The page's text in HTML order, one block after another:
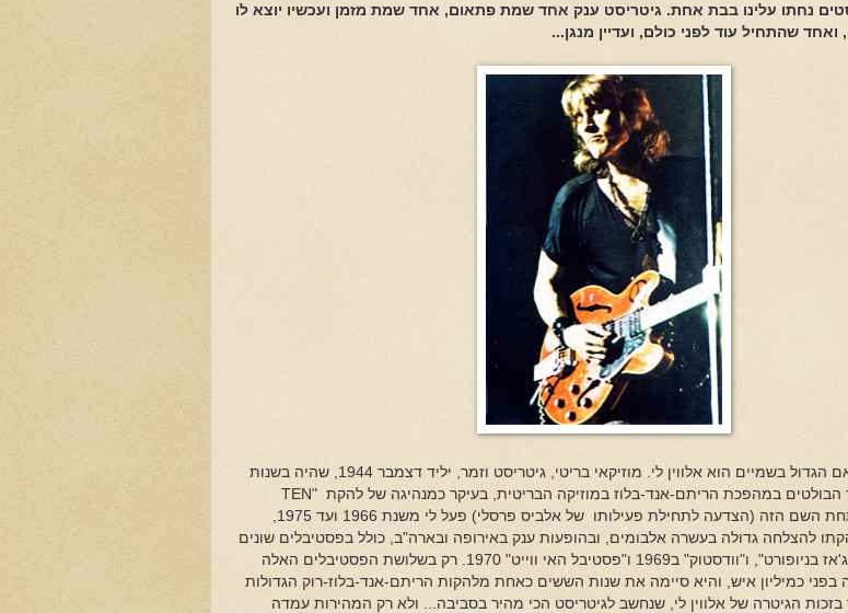
נחתו עלינו בבת אחת. גיטריסט ענק אחד שמת פתאום, אחד שמת מזמן ועכשיו יוצא לו
ואחד שהתחיל עוד לפני כולם, ועדיין מנגן...
המצטרף החדש לג'אם הגדול בשמיים הוא אלווין לי. מוזיקאי בריטי, גיטריסט וזמר, יליד דצמבר 1944, שהיה בשנות
במהפכת הריתם-אנד-בלוז במוזיקה הבריטית, בעיקר כמנהיגה של להקת "TEN
להצלחה גדולה בעשרה אלבומים, ובהופעות ענק באירופה ובארה"ב, כולל בפסטיבלים שונים
ובראשם "פסטיבל הג'אז בניופורט", ו"וודסטוק" ב1969 ו"פסטיבל האי ווייט" 1970. רק בשלושת הפסטיבלים האלה
בפני כמיליון איש, והיא סיימה את שנות הששים כאחת מלהקות הריתם-אנד-בלוז-רוק הגדולות
בזכות הגיטרה של אלווין לי, שנחשב לגיטריסט הכי מהיר בסביבה... ולא רק המהירות עמדה